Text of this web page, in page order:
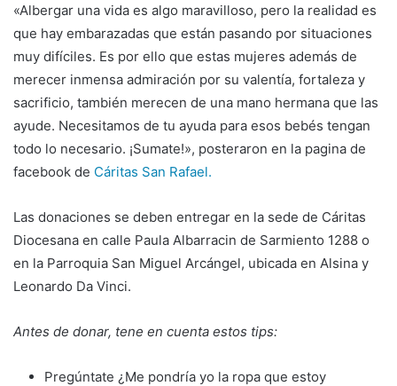
«Albergar una vida es algo maravilloso, pero la realidad es
que hay embarazadas que están pasando por situaciones
muy difíciles. Es por ello que estas mujeres además de
merecer inmensa admiración por su valentía, fortaleza y
sacrificio, también merecen de una mano hermana que las
ayude. Necesitamos de tu ayuda para esos bebés tengan
todo lo necesario. ¡Sumate!», posteraron en la pagina de
facebook de Cáritas San Rafael.
Las donaciones se deben entregar en la sede de Cáritas
Diocesana en calle Paula Albarracin de Sarmiento 1288 o
en la Parroquia San Miguel Arcángel, ubicada en Alsina y
Leonardo Da Vinci.
Antes de donar, tene en cuenta estos tips:
Pregúntate ¿Me pondría yo la ropa que estoy